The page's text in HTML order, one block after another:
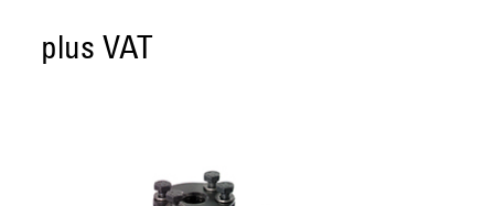
plus VAT